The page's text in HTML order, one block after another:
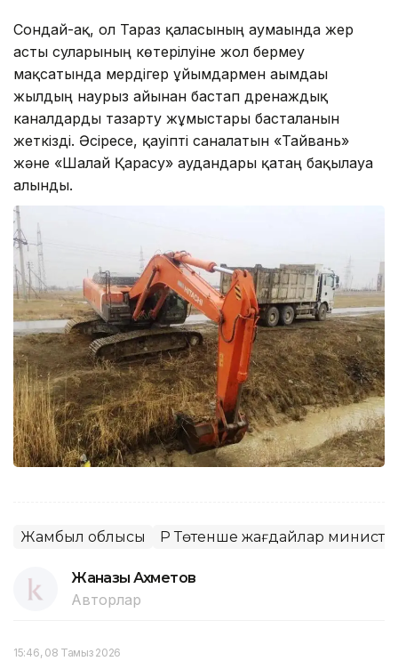
Сондай-ақ, ол Тараз қаласының аумағында жер
асты суларының көтерілуіне жол бермеу
мақсатында мердігер ұйымдармен ағымдағы
жылдың наурыз айынан бастап дренаждық
каналдарды тазарту жұмыстары басталғанын
жеткізді. Әсіресе, қауіпті саналатын «Тайвань»
және «Шалғай Қарасу» аудандары қатаң бақылауға
алынды.
Жамбыл облысы ҚР Төтенше жағдайлар
Жанғазы Ахметов
Авторлар
15:46, 08 Тамыз 2026